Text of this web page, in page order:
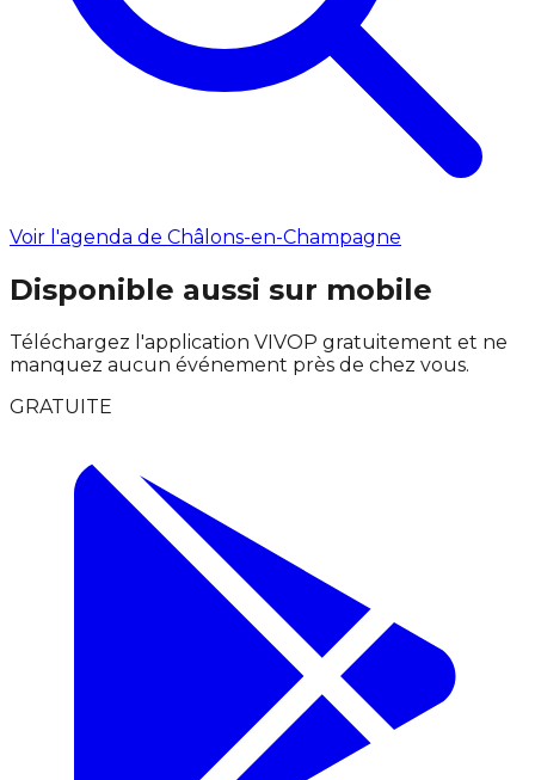
Voir l'agenda de Châlons-en-Champagne
Disponible aussi sur mobile
Téléchargez l'application VIVOP gratuitement et ne
manquez aucun événement près de chez vous.
GRATUITE